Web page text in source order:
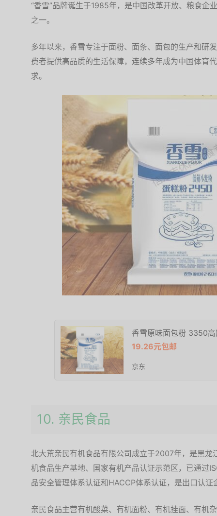
“香雪”品牌诞生于1985年，是中国改革开放、粮食企
之一。
多年以来，香雪专注于面粉、面条、面包的生产和研
费者提供高品质的生活保障，连续多年成为中国体育
求。
香雪原味面包粉 3350
19.26元包邮
京东
10. ‌亲民食品
北大荒亲民有机食品有限公司成立于2007年，是黑龙
机食品生产基地、国家有机产品认证示范区，已通过
品安全管理体系认证和HACCP体系认证，是出口认证
亲民食品主营有机酸菜、有机面粉、有机挂面、有机